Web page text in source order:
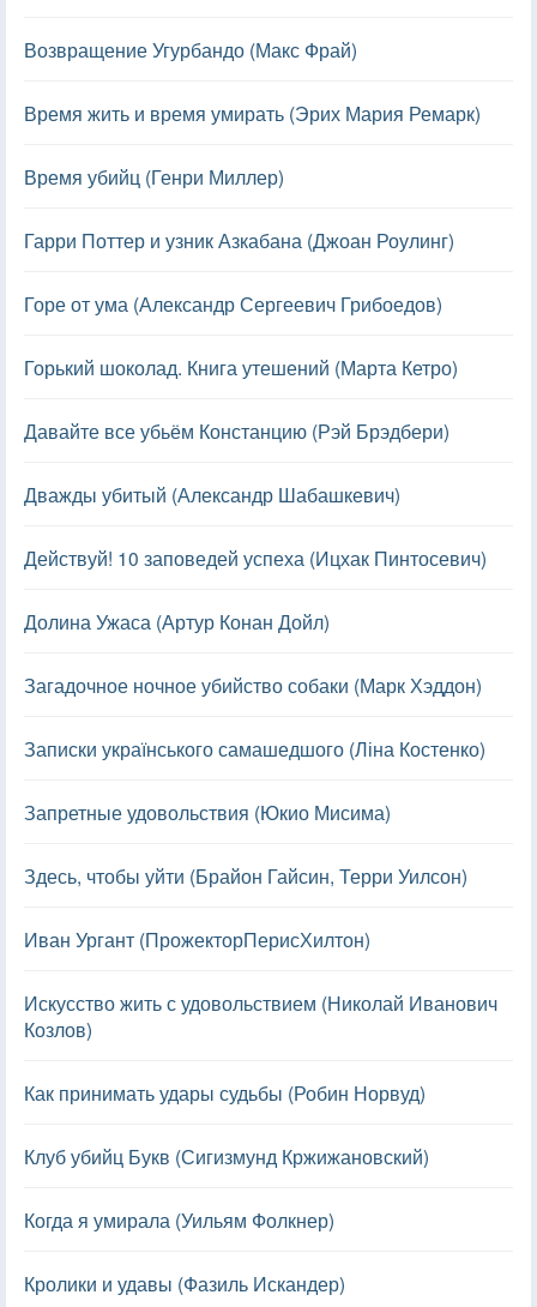
Возвращение Угурбандо (Макс Фрай)
Время жить и время умирать (Эрих Мария Ремарк)
Время убийц (Генри Миллер)
Гарри Поттер и узник Азкабана (Джоан Роулинг)
Горе от ума (Александр Сергеевич Грибоедов)
Горький шоколад. Книга утешений (Марта Кетро)
Давайте все убьём Констанцию (Рэй Брэдбери)
Дважды убитый (Александр Шабашкевич)
Действуй! 10 заповедей успеха (Ицхак Пинтосевич)
Долина Ужаса (Артур Конан Дойл)
Загадочное ночное убийство собаки (Марк Хэддон)
Записки українського самашедшого (Ліна Костенко)
Запретные удовольствия (Юкио Мисима)
Здесь, чтобы уйти (Брайон Гайсин, Терри Уилсон)
Иван Ургант (ПрожекторПерисХилтон)
Искусство жить с удовольствием (Николай Иванович
Козлов)
Как принимать удары судьбы (Робин Норвуд)
Клуб убийц Букв (Сигизмунд Кржижановский)
Когда я умирала (Уильям Фолкнер)
Кролики и удавы (Фазиль Искандер)